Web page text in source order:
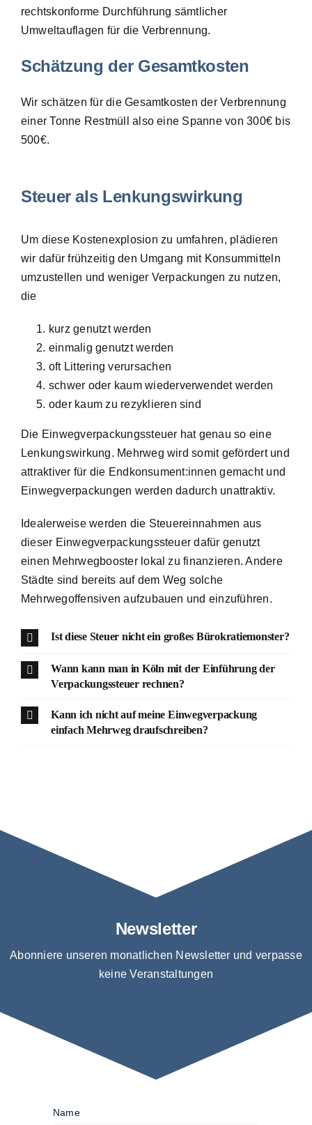
rechtskonforme Durchführung sämtlicher
Umweltauflagen für die Verbrennung.
Schätzung der Gesamtkosten
Wir schätzen für die Gesamtkosten der Verbrennung
einer Tonne Restmüll also eine Spanne von 300€ bis
500€.
Steuer als Lenkungswirkung
Um diese Kostenexplosion zu umfahren, plädieren
wir dafür frühzeitig den Umgang mit Konsummitteln
umzustellen und weniger Verpackungen zu nutzen,
die
kurz genutzt werden
einmalig genutzt werden
oft Littering verursachen
schwer oder kaum wiederverwendet werden
oder kaum zu rezyklieren sind
Die Einwegverpackungssteuer hat genau so eine
Lenkungswirkung. Mehrweg wird somit gefördert und
attraktiver für die Endkonsument:innen gemacht und
Einwegverpackungen werden dadurch unattraktiv.
Idealerweise werden die Steuereinnahmen aus
dieser Einwegverpackungssteuer dafür genutzt
einen Mehrwegbooster lokal zu finanzieren. Andere
Städte sind bereits auf dem Weg solche
Mehrwegoffensiven aufzubauen und einzuführen.
Ist diese Steuer nicht ein großes Bürokratiemonster?
Wann kann man in Köln mit der Einführung der
Verpackungssteuer rechnen?
Kann ich nicht auf meine Einwegverpackung
einfach Mehrweg draufschreiben?
Newsletter
Abonniere unseren monatlichen Newsletter und verpasse
keine Veranstaltungen
Name